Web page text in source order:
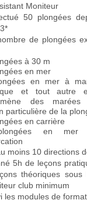
Moniteur
50 plongées
de plongées
à 30 m
en mer
en mer à
et tout autre
des
particulière de la
en carrière
en mer
moins 10 directions
5h de leçons
théoriques sous
club minimum
les modules de